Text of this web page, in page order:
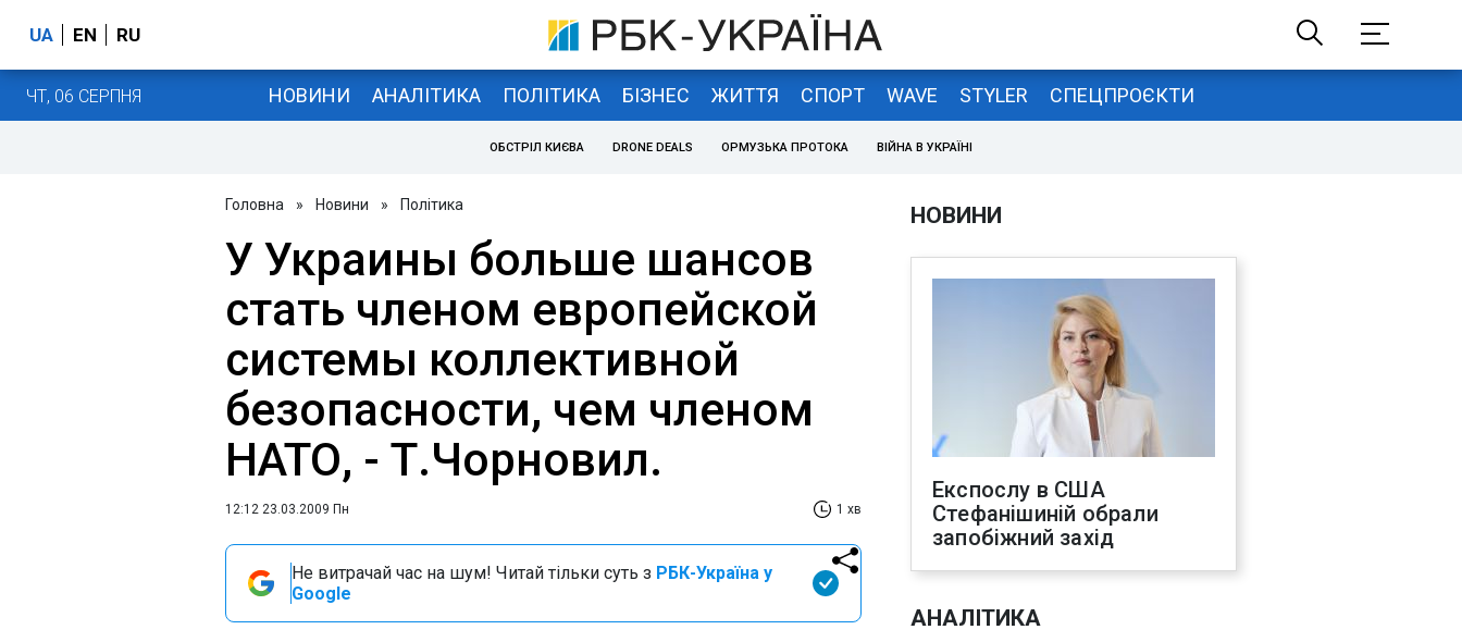
UA EN RU
ЧТ, 06 СЕРПНЯ НОВИНИ АНАЛІТИКА ПОЛІТИКА БІЗНЕС ЖИТТЯ СПОРТ WAVE STYLER СПЕЦПРОЄКТИ
ОБСТРІЛ КИЄВА DRONE DEALS ОРМУЗЬКА ПРОТОКА ВІЙНА В УКРАЇНІ
Головна » Новини » Політика
У Украины больше шансов
стать членом европейской
системы коллективной
безопасности, чем членом
НАТО, - Т.Чорновил.
12:12 23.03.2009 Пн 1 хв
Не витрачай час на шум! Читай тільки суть з РБК-Україна у
Google
НОВИНИ
Експослу в США
Стефанішиній обрали
запобіжний захід
АНАЛІТИКА